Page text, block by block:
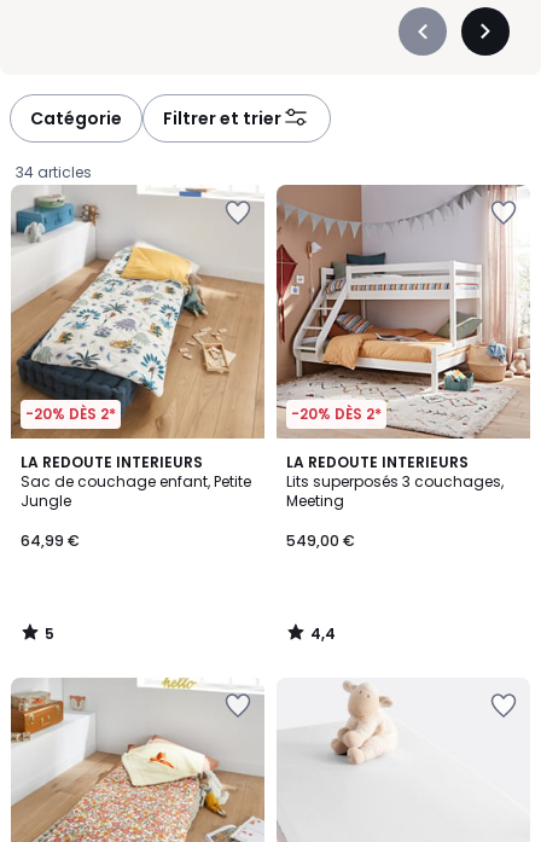
Précédent
Catégorie Filtrer et trier
34 articles
-20% DÈS 2*
LA REDOUTE INTERIEURS
Sac de couchage enfant, Petite
Jungle
€.
64,99 €
5
/
5
5
/
-20% DÈS 2*
LA REDOUTE INTERIEURS
Lits superposés 3 couchages,
Meeting
549,00 €
4,4
/ 5
4,4
/